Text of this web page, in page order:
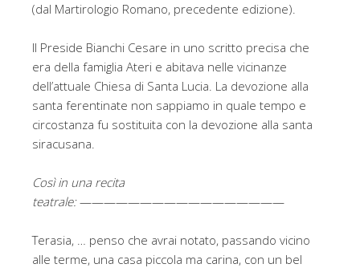
(dal Martirologio Romano, precedente edizione).
Il Preside Bianchi Cesare in uno scritto precisa che
era della famiglia Ateri e abitava nelle vicinanze
dell’attuale Chiesa di Santa Lucia. La devozione alla
santa ferentinate non sappiamo in quale tempo e
circostanza fu sostituita con la devozione alla santa
siracusana.
Così in una recita
teatrale:—————————————————
Terasia, … penso che avrai notato, passando vicino
alle terme, una casa piccola ma carina, con un bel